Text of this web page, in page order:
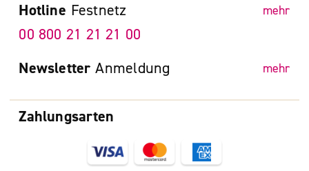
Zahlungsarten
Hotline Festnetz mehr
00 800 21 21 21 00
Newsletter Anmeldung mehr